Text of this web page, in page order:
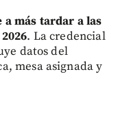
más tardar a las
. La credencial
datos del
mesa asignada y